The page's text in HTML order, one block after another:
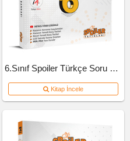
6.Sınıf Spoiler Türkçe Soru Bankası
Kitap İncele